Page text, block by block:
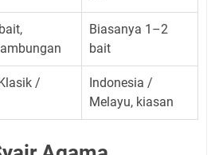
Biasanya 1–2
bait
/
Indonesia /
Melayu, kiasan